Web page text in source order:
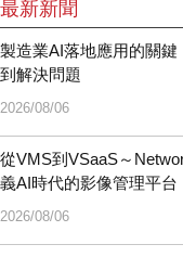
最新新聞
製造業AI落地應用的關鍵
到解決問題
2026/08/06
從VMS到VSaaS～
義AI時代的影像管理平台
2026/08/06